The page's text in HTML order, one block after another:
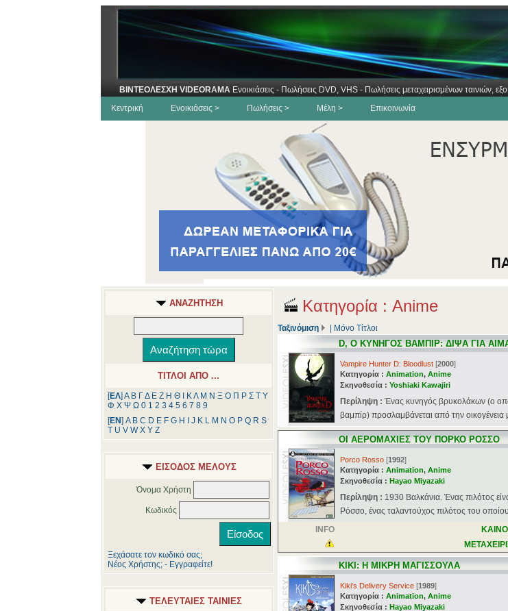
ΒΙΝΤΕΟΛΕΣΧΗ VIDEORAMA Ενοικιάσεις - Πωλήσεις DVD, VHS - Πωλήσεις μεταχειρισμένων
Κεντρική
Ενοικιάσεις > Πωλήσεις > Μέλη > Επικοινωνία
ΑΝΑΖΗΤΗΣΗ
ΤΙΤΛΟΙ ΑΠΟ ...
[ΕΛ] Α Β ΓΔ Ε Ζ Η Θ ΚΛ Μ Ν Ξ Ο Π Ρ Σ Τ Υ
Φ Χ Ψ Ω 0 1 2 3 4 5 6 7 8 9
[ΕΝ] A B C D E F G H J K L M N O P Q R S
T U V W X Y Z
ΕΙΣΟΔΟΣ ΜΕΛΟΥΣ
Όνομα Χρήστη
Κωδικός
Ξεχάσατε τον κωδικό σας;
Νέος Χρήστης; - Εγγραφείτε!
ΤΕΛΕΥΤΑΙΕΣ ΤΑΙΝΙΕΣ
Κατηγορία : Anime
Ταξινόμιση Μόνο Τίτλοι
D, Ο ΚΥΝΗΓΟΣ ΒΑΜΠΙΡ: ΔΙΨΑ ΓΙΑ
Vampire Hunter D: Bloodlust [2000]
Κατηγορία : Animation, Anime
Σκηνοθεσία : Yoshiaki Kawajiri
Περίληψη : Ένας κυνηγός βρυκολάκων (ο
βαμπίρ) προσλαμβάνεται από την οικογένεια
ΟΙ ΑΕΡΟΜΑΧΙΕΣ ΤΟΥ ΠΟΡΚΟ ΡΟΣΣΟ
Porco Rosso [1992]
Κατηγορία : Animation, Anime
Σκηνοθεσία : Hayao Miyazaki
Περίληψη : 1930 Βαλκάνια. Ένας πιλότος
Ρόσσο, ένας ταλαντούχος πιλότος του
INFO
ΚΙΚΙ: Η ΜΙΚΡΗ ΜΑΓΙΣΣΟΥΛΑ
Kiki's Delivery Service [1989]
Κατηγορία : Animation, Anime
Σκηνοθεσία : Hayao Miyazaki